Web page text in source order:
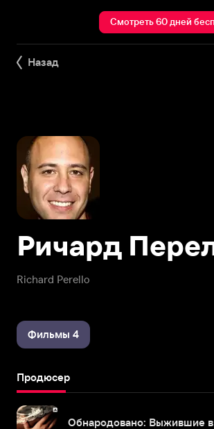
Смотреть 60 дней
Назад
Richard Perello
Ричард
Фильмы 4
Продюсер